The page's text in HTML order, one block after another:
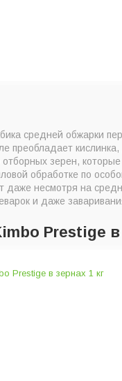
средней обжарки
преобладает
отборных зерен,
обработке по
даже несмотря на
и даже
Prestige в